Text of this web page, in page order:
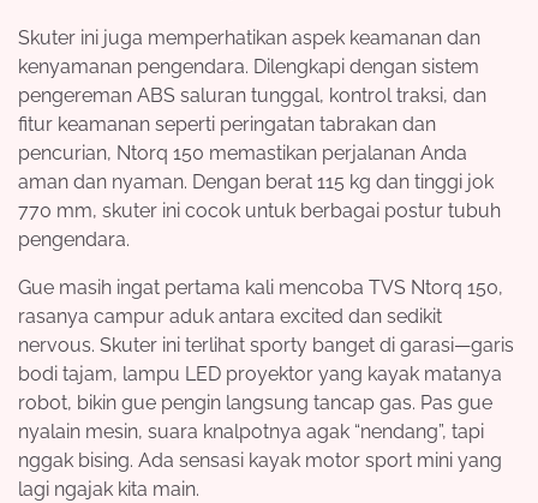
Skuter ini juga memperhatikan aspek keamanan dan
kenyamanan pengendara. Dilengkapi dengan sistem
pengereman ABS saluran tunggal, kontrol traksi, dan
fitur keamanan seperti peringatan tabrakan dan
pencurian, Ntorq 150 memastikan perjalanan Anda
aman dan nyaman. Dengan berat 115 kg dan tinggi jok
770 mm, skuter ini cocok untuk berbagai postur tubuh
pengendara.
Gue masih ingat pertama kali mencoba TVS Ntorq 150,
rasanya campur aduk antara excited dan sedikit
nervous. Skuter ini terlihat sporty banget di garasi—garis
bodi tajam, lampu LED proyektor yang kayak matanya
robot, bikin gue pengin langsung tancap gas. Pas gue
nyalain mesin, suara knalpotnya agak “nendang”, tapi
nggak bising. Ada sensasi kayak motor sport mini yang
lagi ngajak kita main.